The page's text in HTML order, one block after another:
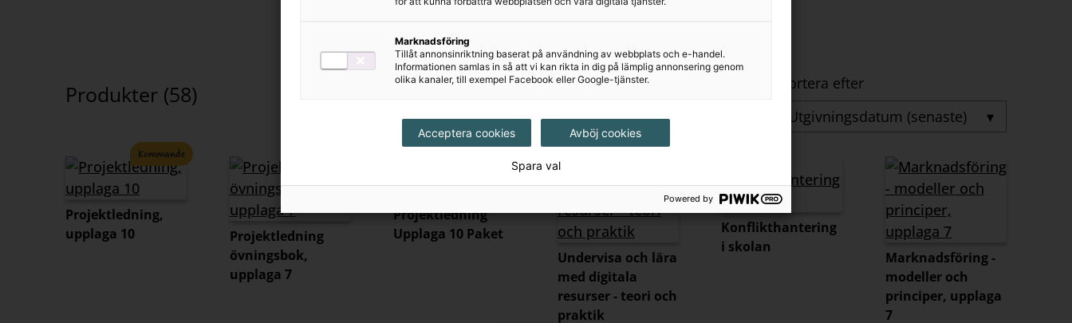
Visa 24 till
Produkter (58)
Sortera efter
▾
Kommande
Projektledning,
upplaga 10
Projektledning
övningsbok,
upplaga 7
Kommande
Projektledning
Upplaga 10 Paket
Kommande
Undervisa och lära
med digitala
resurser - teori och
praktik
Konflikthantering
i skolan
Marknadsföring -
modeller och
principer, upplaga
7
Marknadsföring
Tillåt annonsinriktning baserat på användning av webbplats och e-handel.
Informationen samlas in så att vi kan rikta in dig på lämplig annonsering genom
olika kanaler, till exempel Facebook eller Google-tjänster.
Acceptera cookies Avböj cookies
Spara val
Powered by